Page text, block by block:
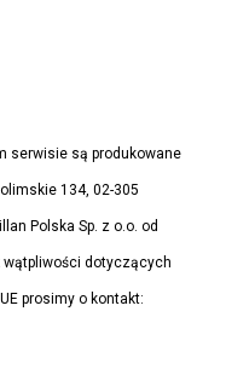
serwisie są produkowane
134, 02-305
Polska Sp. z o.o. od
wątpliwości dotyczących
prosimy o kontakt: